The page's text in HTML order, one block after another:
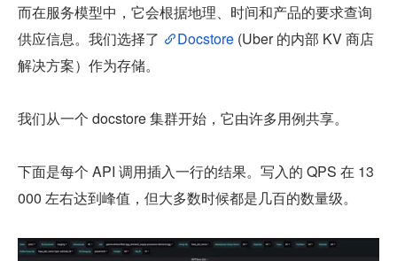
而在服务模型中，它会根据地理、时间和产品的要求查询
供应信息。我们选择了
Docstore (Uber 的内部 KV 商店
解决方案）作为存储。
我们从一个 docstore 集群开始，它由许多用例共享。
下面是每个 API 调用插入一行的结果。写入的 QPS 在 13
000 左右达到峰值，但大多数时候都是几百的数量级。